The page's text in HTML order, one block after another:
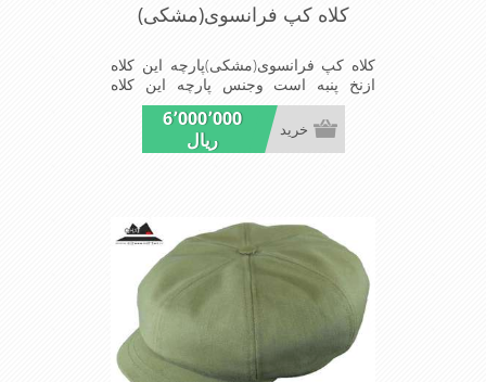
کلاه کپ فرانسوی(مشکی)
کلاه کپ فرانسوی(مشکی)پارچه این کلاه
ازنخ پنبه است وجنس پارچه این کلاه
مناسب تمام فصل ها است شیک
ومدروزسبک وراحت بسیارخوش فرم
وخوش دوخت
6٬000٬000
ریال
خرید